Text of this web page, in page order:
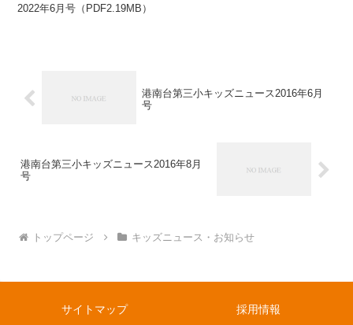
2022年6月号（PDF2.19MB）
港南台第三小キッズニュース2016年6月
号
港南台第三小キッズニュース2016年8月
号
トップページ キッズニュース・お知らせ
サイトマップ
採用情報